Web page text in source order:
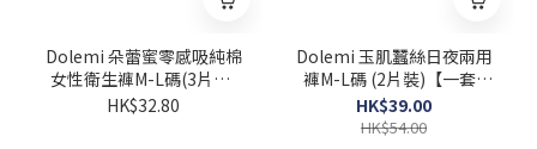
Dolemi 朵蕾蜜零感吸純棉
女性衛生褲M-L碼(3片裝)
【一套3包】
HK$32.80
Dolemi 玉肌蠶絲日夜兩用
褲M-L碼 (2片裝)【一套5
包】
HK$39.00
HK$54.00